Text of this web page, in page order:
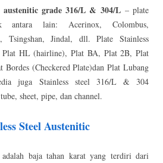
austenitic grade 316/L & 304/L– plate
antara lain: Acerinox, Colombus,
Tsingshan, Jindal, dll. Plate Stainless
HL (hairline), Plat BA, Plat 2B, Plat
(Checkered Plate)dan Plat Lubang
juga Stainless steel 316/L & 304
sheet, pipe, dan channel.
Steel Austenitic
baja tahan karat yang terdiri dari